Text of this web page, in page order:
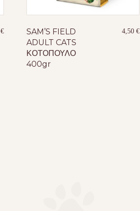
€
SAM’S FIELD
ADULT CATS
ΚΟΤΟΠΟΥΛΟ
400gr
4,50€